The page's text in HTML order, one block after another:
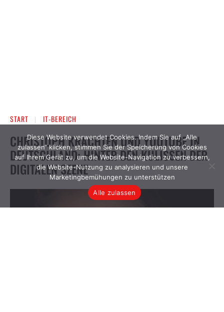
Diese Website verwendet Cookies. Indem Sie auf „Alle
zulassen“ klicken, stimmen Sie der Speicherung von Cookies
auf Ihrem Gerät zu, um die Website-Navigation zu verbessern,
die Website-Nutzung zu analysieren und unsere
Marketingbemühungen zu unterstützen
Alle zulassen